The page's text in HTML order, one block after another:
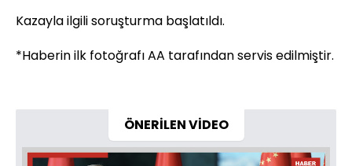
Kazayla ilgili soruşturma başlatıldı.
*Haberin ilk fotoğrafı AA tarafından servis edilmiştir.
ÖNERİLEN VİDEO